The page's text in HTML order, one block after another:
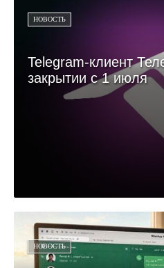
НОВОСТЬ
Telegram-клиент
закрытии с 1 июля
НОВОСТЬ